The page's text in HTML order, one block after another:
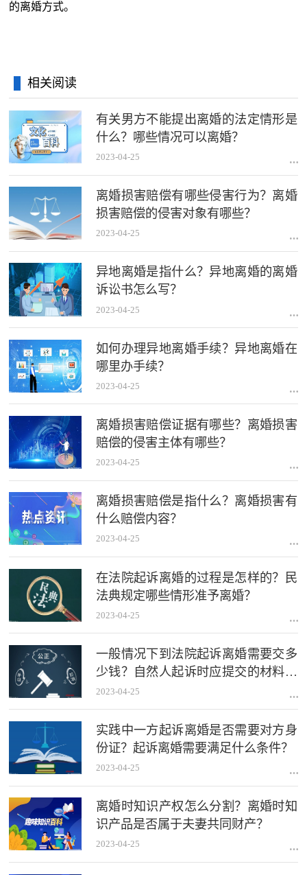
的离婚方式。
相关阅读
有关男方不能提出离婚的法定情形是
什么？哪些情况可以离婚？
2023-04-25
离婚损害赔偿有哪些侵害行为？离婚
损害赔偿的侵害对象有哪些？
2023-04-25
异地离婚是指什么？异地离婚的离婚
诉讼书怎么写？
2023-04-25
如何办理异地离婚手续？异地离婚在
哪里办手续？
2023-04-25
离婚损害赔偿证据有哪些？离婚损害
赔偿的侵害主体有哪些？
2023-04-25
离婚损害赔偿是指什么？离婚损害有
什么赔偿内容？
2023-04-25
在法院起诉离婚的过程是怎样的？民
法典规定哪些情形准予离婚？
2023-04-25
一般情况下到法院起诉离婚需要交多
少钱？自然人起诉时应提交的材料有
哪些？
2023-04-25
实践中一方起诉离婚是否需要对方身
份证？起诉离婚需要满足什么条件？
2023-04-25
离婚时知识产权怎么分割？离婚时知
识产品是否属于夫妻共同财产？
2023-04-25